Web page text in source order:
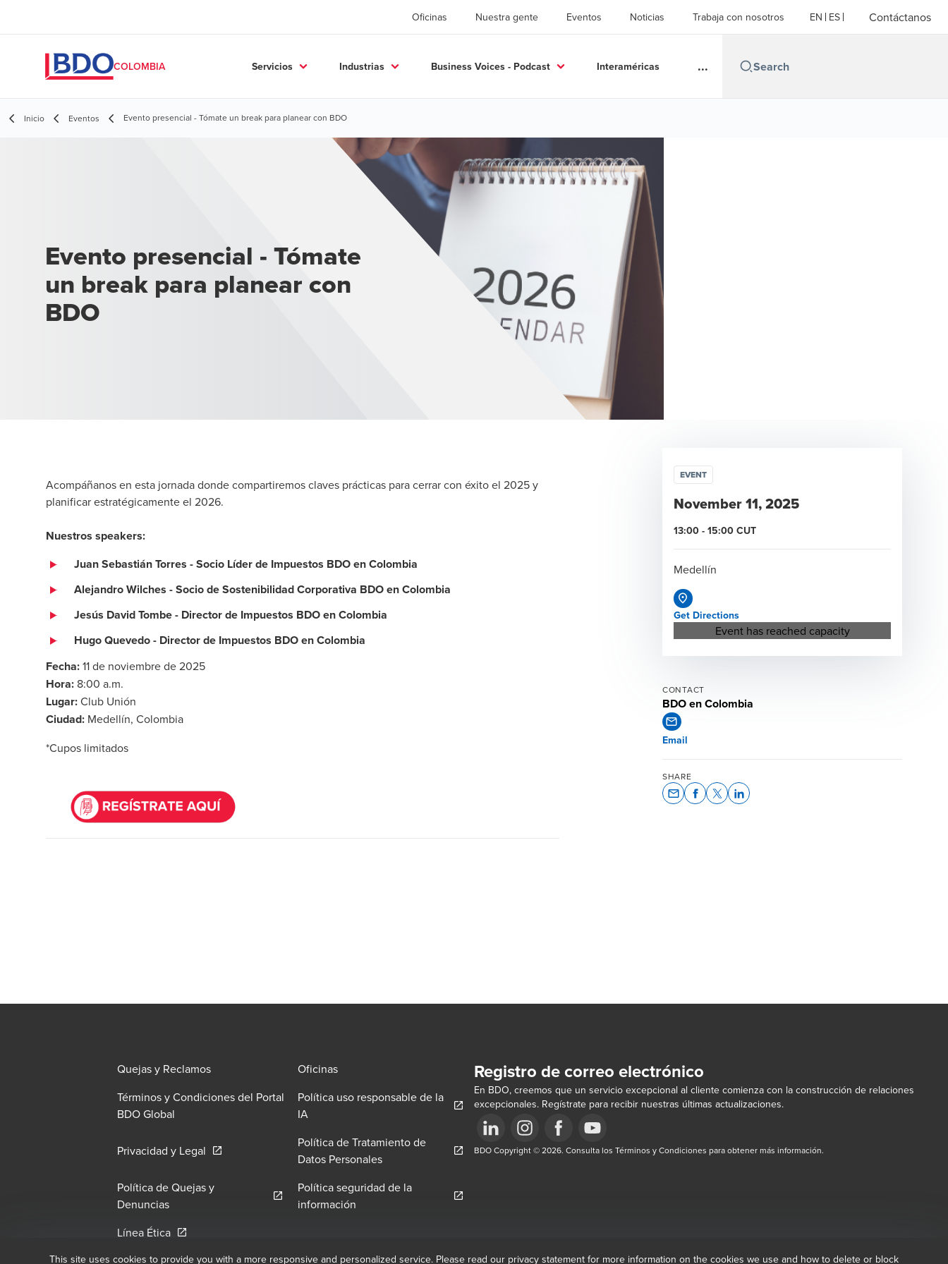
Oficinas Nuestra gente Eventos Noticias Trabaja con nosotros EN ES Contáctanos
COLOMBIA Servicios Industrias Business Voices - Podcast Interaméricas ...
Inicio Eventos Evento presencial - Tómate un break para planear con BDO
Evento presencial - Tómate
un break para planear con
BDO
Acompáñanos en esta jornada donde compartiremos claves prácticas para cerrar con éxito el 2025 y
planificar estratégicamente el 2026.
Nuestros speakers:
Juan Sebastián Torres - Socio Líder de Impuestos BDO en Colombia
Alejandro Wilches - Socio de Sostenibilidad Corporativa BDO en Colombia
Jesús David Tombe - Director de Impuestos BDO en Colombia
Hugo Quevedo - Director de Impuestos BDO en Colombia
Fecha:11 de noviembre de 2025
Hora: 8:00 a.m.
Lugar:Club Unión
Ciudad: Medellín, Colombia
*Cupos limitados
EVENT
November 11, 2025
13:00 - 15:00 CUT
Medellín
Get Directions
Event has reached capacity
Opens in a new window/tab
CONTACT
BDO en Colombia
Email
SHARE
Quejas y Reclamos
Oficinas
Términos y Condiciones del Portal
BDO Global
Política uso responsable de la
IA
Privacidad y Legal Opens in a new window/tabPolítica de Tratamiento de
Datos PersonalesOpens in a new window/tab
Política de Quejas y
DenunciasOpens in a new window/tab
Política seguridad de la
información Opens in a new window/tab
Línea ÉticaOpens in a new window/tab
Registro de correo electrónico
En BDO, creemos que un servicio excepcional al cliente comienza con la construcción de relaciones
excepcionales. Regístrate para recibir nuestras últimas actualizaciones.
Opens in a new window/tab
Opens in a new window/tab
Opens in a new window/tab
Opens in a new window/tab
BDO Copyright © 2026. Consulta los Términos y Condiciones para obtener más información.
This site uses cookies to provide you with a more responsive and personalized service. Please read our privacy statement for more information on the cookies we use and how to delete or block